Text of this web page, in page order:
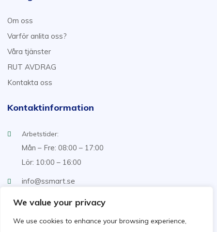
We value your privacy
We use cookies to enhance your browsing experience,
Om oss
Varför anlita oss?
Våra tjänster
RUT AVDRAG
Kontakta oss
Kontaktinformation
Arbetstider:
Mån – Fre: 08:00 – 17:00
Lör: 10:00 – 16:00
info@ssmart.se
+46707322222